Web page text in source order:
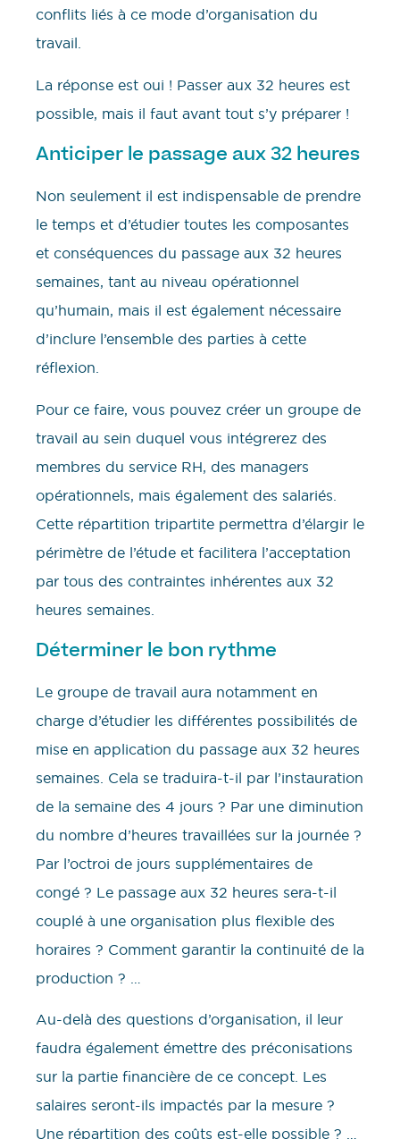
conflits liés à ce mode d’organisation du
travail.
La réponse est oui ! Passer aux 32 heures est
possible, mais il faut avant tout s’y préparer !
Anticiper le passage aux 32 heures
Non seulement il est indispensable de prendre
le temps et d’étudier toutes les composantes
et conséquences du passage aux 32 heures
semaines, tant au niveau opérationnel
qu’humain, mais il est également nécessaire
d’inclure l’ensemble des parties à cette
réflexion.
Pour ce faire, vous pouvez créer un groupe de
travail au sein duquel vous intégrerez des
membres du service RH, des managers
opérationnels, mais également des salariés.
Cette répartition tripartite permettra d’élargir le
périmètre de l’étude et facilitera l’acceptation
par tous des contraintes inhérentes aux 32
heures semaines.
Déterminer le bon rythme
Le groupe de travail aura notamment en
charge d’étudier les différentes possibilités de
mise en application du passage aux 32 heures
semaines. Cela se traduira-t-il par l’instauration
de la semaine des 4 jours ? Par une diminution
du nombre d’heures travaillées sur la journée ?
Par l’octroi de jours supplémentaires de
congé ? Le passage aux 32 heures sera-t-il
couplé à une organisation plus flexible des
horaires ? Comment garantir la continuité de la
production ? …
Au-delà des questions d’organisation, il leur
faudra également émettre des préconisations
sur la partie financière de ce concept. Les
salaires seront-ils impactés par la mesure ?
Une répartition des coûts est-elle possible ? …